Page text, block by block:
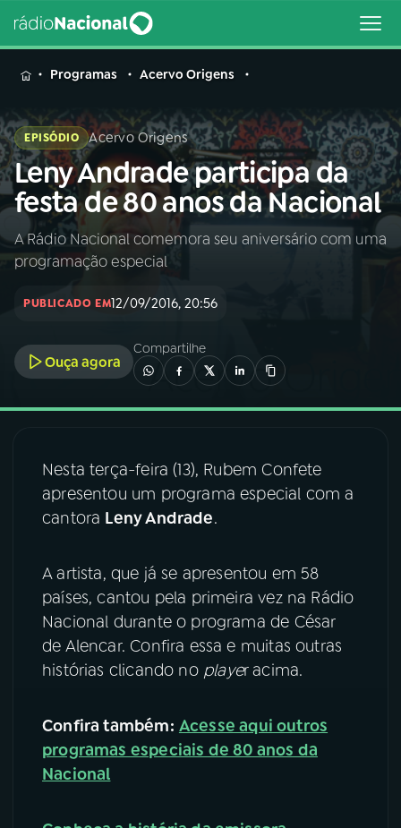
MENU
Buscar
na
Rádio
Nacional
Buscar
04PROGRAMAS
06VIDEOCASTS
07ÚLTIMAS
FESTIVAL DE MÚSICA
Programas Acervo Origens
EPISÓDIO Acervo Origens
Leny Andrade participa da
festa de 80 anos da Nacional
A Rádio Nacional comemora seu aniversário com uma
programação especial
PUBLICADO EM12/09/2016, 20:56
Ouça agora
Compartilhe
Nesta terça-feira (13), Rubem Confete
apresentou um programa especial com a
cantora Leny Andrade.
A artista, que já se apresentou em 58
países, cantou pela primeira vez na Rádio
Nacional durante o programa de César
de Alencar. Confira essa e muitas outras
histórias clicando no player acima.
Confira também: Acesse aqui outros
programas especiais de 80 anos da
Nacional